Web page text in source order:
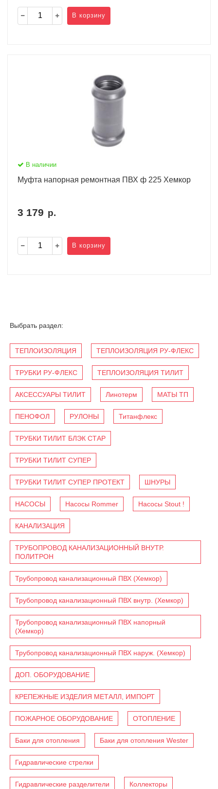
В корзину
В наличии
Муфта напорная ремонтная ПВХ ф 225 Хемкор
3 179 р.
В корзину
Выбрать раздел:
ТЕПЛОИЗОЛЯЦИЯ ТЕПЛОИЗОЛЯЦИЯ РУ-ФЛЕКС
ТРУБКИ РУ-ФЛЕКС ТЕПЛОИЗОЛЯЦИЯ ТИЛИТ
АКСЕССУАРЫ ТИЛИТ Линотерм МАТЫ ТП
ПЕНОФОЛ РУЛОНЫ Титанфлекс
ТРУБКИ ТИЛИТ БЛЭК СТАР
ТРУБКИ ТИЛИТ СУПЕР
ТРУБКИ ТИЛИТ СУПЕР ПРОТЕКТ ШНУРЫ
НАСОСЫ Насосы Rommer Насосы Stout !
КАНАЛИЗАЦИЯ
ТРУБОПРОВОД КАНАЛИЗАЦИОННЫЙ ВНУТР.
ПОЛИТРОН
Трубопровод канализационный ПВХ (Хемкор)
Трубопровод канализационный ПВХ внутр. (Хемкор)
Трубопровод канализационный ПВХ напорный
(Хемкор)
Трубопровод канализационный ПВХ наруж. (Хемкор)
ДОП. ОБОРУДОВАНИЕ
КРЕПЕЖНЫЕ ИЗДЕЛИЯ МЕТАЛЛ, ИМПОРТ
ПОЖАРНОЕ ОБОРУДОВАНИЕ ОТОПЛЕНИЕ
Баки для отопления Баки для отопления Wester
Гидравлические стрелки
Гидравлические разделители Коллекторы